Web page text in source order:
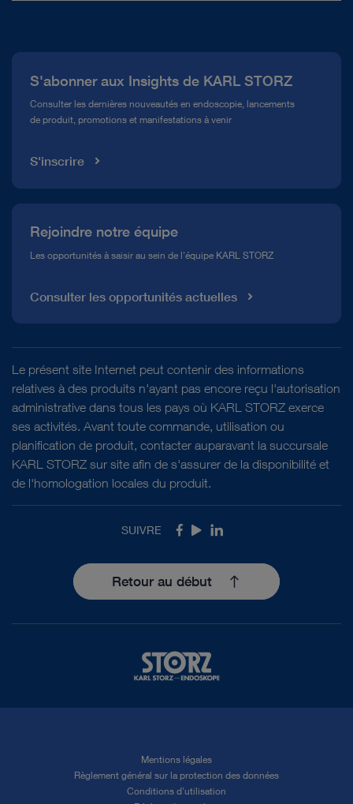
Service télé-assistance Conformité
Médiathèque
S'abonner aux Insights de KARL STORZ
Consulter les dernières nouveautés en endoscopie, lancements
de produit, promotions et manifestations à venir
S'inscrire
Rejoindre notre équipe
Les opportunités à saisir au sein de l'équipe KARL STORZ
Consulter les opportunités actuelles
Le présent site Internet peut contenir des informations
relatives à des produits n'ayant pas encore reçu l'autorisation
administrative dans tous les pays où KARL STORZ exerce
ses activités. Avant toute commande, utilisation ou
planification de produit, contacter auparavant la succursale
KARL STORZ sur site afin de s'assurer de la disponibilité et
de l'homologation locales du produit.
SUIVRE Facebook
YoutubeLinkedIn
Retour au début
Mentions légales
Règlement général sur la protection des données
Conditions d'utilisation